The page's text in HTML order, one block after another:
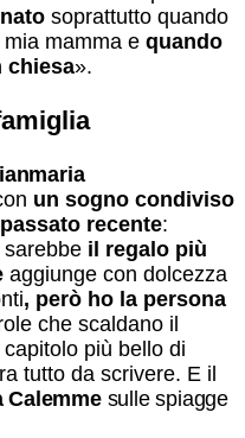
soprattutto quando
mamma e quando
chiesa».
un sogno condiviso
passato recente:
il regalo più
aggiunge con dolcezza
, però ho la persona
che scaldano il
più bello di
tutto da scrivere. E il
Calemme sulle spiagge